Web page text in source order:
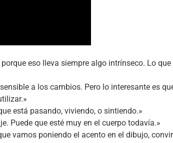
eso lleva siempre algo intrínseco. Lo
a los cambios. Pero lo interesante es
está pasando, viviendo, o sintiendo.»
Puede que esté muy en el cuerpo todavía.»
vamos poniendo el acento en el dibujo,